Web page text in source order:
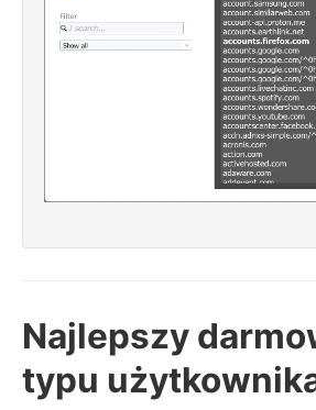
Najlepszy
typu